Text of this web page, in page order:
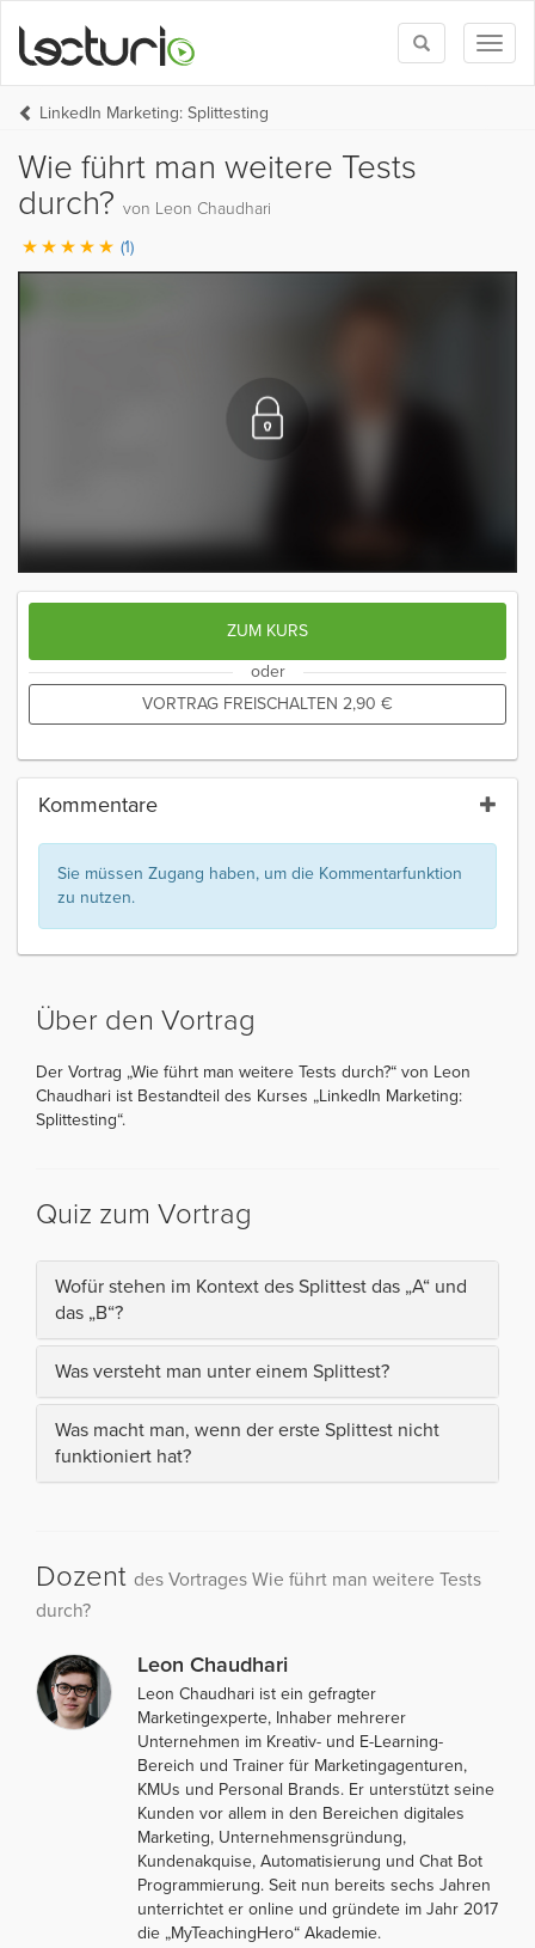
Toggle
search
LinkedIn Marketing: Splittesting
Wie führt man weitere Tests
durch? von Leon Chaudhari
(1)
ZUM KURS
oder
VORTRAG FREISCHALTEN 2,90 €
Kommentare
Sie müssen Zugang haben, um die Kommentarfunktion
zu nutzen.
Über den Vortrag
Der Vortrag „Wie führt man weitere Tests durch?“ von Leon
Chaudhari ist Bestandteil des Kurses „LinkedIn Marketing:
Splittesting“.
Quiz zum Vortrag
Wofür stehen im Kontext des Splittest das „A“ und
das „B“?
Was versteht man unter einem Splittest?
Was macht man, wenn der erste Splittest nicht
funktioniert hat?
Dozent des Vortrages Wie führt man weitere Tests
durch?
Leon Chaudhari
Leon Chaudhari ist ein gefragter
Marketingexperte, Inhaber mehrerer
Unternehmen im Kreativ- und E-Learning-
Bereich und Trainer für Marketingagenturen,
KMUs und Personal Brands. Er unterstützt seine
Kunden vor allem in den Bereichen digitales
Marketing, Unternehmensgründung,
Kundenakquise, Automatisierung und Chat Bot
Programmierung. Seit nun bereits sechs Jahren
unterrichtet er online und gründete im Jahr 2017
die „MyTeachingHero“ Akademie.